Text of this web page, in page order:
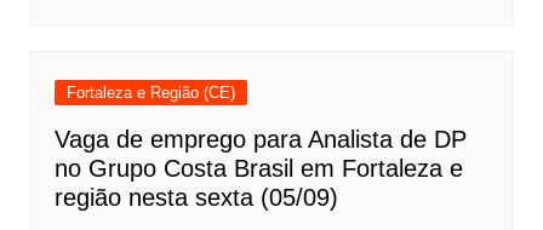
Fortaleza e Região (CE)
Vaga de emprego para Analista de DP
no Grupo Costa Brasil em Fortaleza e
região nesta sexta (05/09)